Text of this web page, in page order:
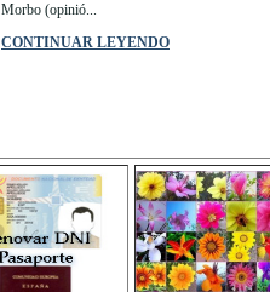
Morbo (opinió...
CONTINUAR LEYENDO